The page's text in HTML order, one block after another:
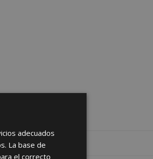
adecuados
La base de
el correcto